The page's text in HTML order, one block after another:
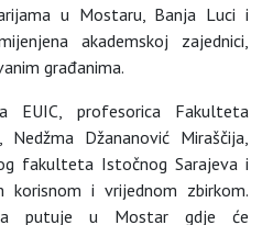
u Mostaru, Banja Luci i
akademskoj zajednici,
građanima.
EUIC, profesorica Fakulteta
Džananović Miraščija,
fakulteta Istočnog Sarajeva i
i vrijednom zbirkom.
putuje u Mostar gdje će